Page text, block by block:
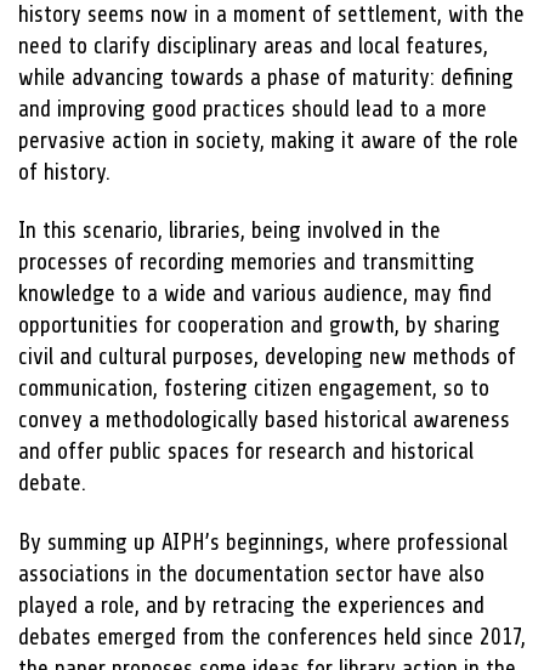
history seems now in a moment of settlement, with the
need to clarify disciplinary areas and local features,
while advancing towards a phase of maturity: defining
and improving good practices should lead to a more
pervasive action in society, making it aware of the role
of history.
In this scenario, libraries, being involved in the
processes of recording memories and transmitting
knowledge to a wide and various audience, may find
opportunities for cooperation and growth, by sharing
civil and cultural purposes, developing new methods of
communication, fostering citizen engagement, so to
convey a methodologically based historical awareness
and offer public spaces for research and historical
debate.
By summing up AIPH’s beginnings, where professional
associations in the documentation sector have also
played a role, and by retracing the experiences and
debates emerged from the conferences held since 2017,